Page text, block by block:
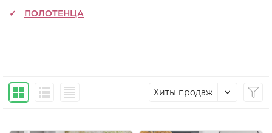
ПОЛОТЕНЦА
Хиты продаж